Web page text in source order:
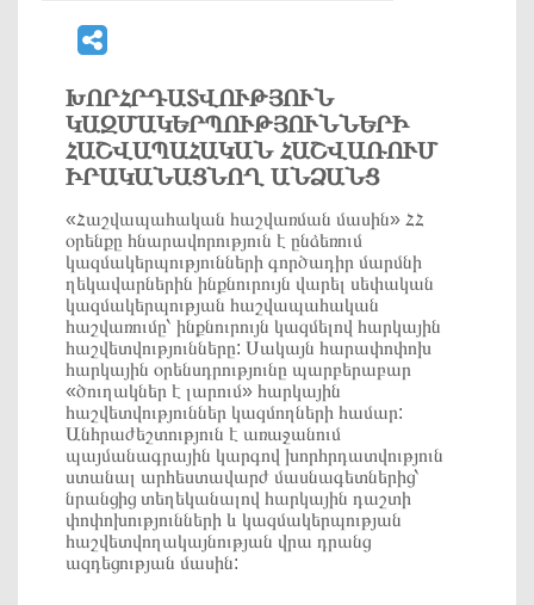
ԽՈՐՀՐԴԱՏՎՈՒԹՅՈՒՆ
ԿԱԶՄԱԿԵՐՊՈՒԹՅՈՒՆՆԵՐԻ
ՀԱՇՎԱՊԱՀԱԿԱՆ ՀԱՇՎԱՌՈՒՄ
ԻՐԱԿԱՆԱՑՆՈՂ ԱՆՁԱՆՑ
«Հաշվապահական հաշվառման մասին» ՀՀ
օրենքը հնարավորություն է ընձեռում
կազմակերպությունների գործադիր մարմնի
ղեկավարներին ինքնուրույն վարել սեփական
կազմակերպության հաշվապահական
հաշվառումը՝ ինքնուրույն կազմելով հարկային
հաշվետվությունները: Սակայն հարափոփոխ
հարկային օրենսդրությունը պարբերաբար
«ծուղակներ է լարում» հարկային
հաշվետվություններ կազմողների համար:
Անհրաժեշտություն է առաջանում
պայմանագրային կարգով խորհրդատվություն
ստանալ արհեստավարժ մասնագետներից՝
նրանցից տեղեկանալով հարկային դաշտի
փոփոխությունների և կազմակերպության
հաշվետվողակայնության վրա դրանց
ազդեցության մասին: